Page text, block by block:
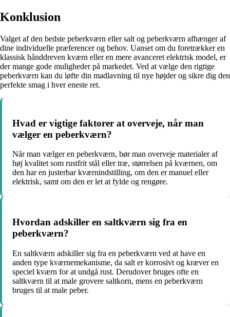
Konklusion
Valget af den bedste peberkværn eller salt og peberkværn afhænger af
dine individuelle præferencer og behov. Uanset om du foretrækker en
klassisk hånddreven kværn eller en mere avanceret elektrisk model, er
der mange gode muligheder på markedet. Ved at vælge den rigtige
peberkværn kan du løfte din madlavning til nye højder og sikre dig den
perfekte smag i hver eneste ret.
Hvad er vigtige faktorer at overveje, når man
vælger en peberkværn?
Når man vælger en peberkværn, bør man overveje materialer af
høj kvalitet som rustfrit stål eller træ, størrelsen på kværnen, om
den har en justerbar kværnindstilling, om den er manuel eller
elektrisk, samt om den er let at fylde og rengøre.
Hvordan adskiller en saltkværn sig fra en
peberkværn?
En saltkværn adskiller sig fra en peberkværn ved at have en
anden type kværnemekanisme, da salt er korrosivt og kræver en
speciel kværn for at undgå rust. Derudover bruges ofte en
saltkværn til at male grovere saltkorn, mens en peberkværn
bruges til at male peber.